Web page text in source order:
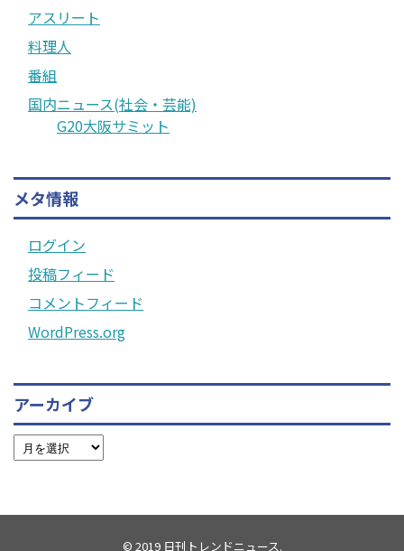
アスリート
料理人
番組
国内ニュース(社会・芸能)
G20大阪サミット
メタ情報
ログイン
投稿フィード
コメントフィード
WordPress.org
アーカイブ
© 2019 日刊トレンドニュース.